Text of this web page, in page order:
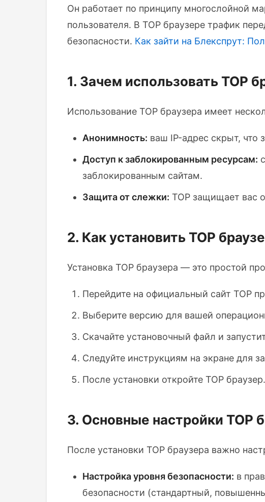
Он работает по принципу многослойной
пользователя. В ТОР браузере трафик
безопасности. Как зайти на Блекспрут:
1. Зачем использовать ТОР
Использование ТОР браузера имеет
Анонимность: ваш IP-адрес скрыт, что
Доступ к заблокированным ресурсам:
заблокированным сайтам.
Защита от слежки: ТОР защищает вас
2. Как установить ТОР
Установка ТОР браузера — это простой
Перейдите на официальный сайт ТОР
Выберите версию для вашей
Скачайте установочный файл и
Следуйте инструкциям на экране для
После установки откройте ТОР браузер.
3. Основные настройки ТОР
После установки ТОР браузера важно
Настройка уровня безопасности: в
безопасности (стандартный,